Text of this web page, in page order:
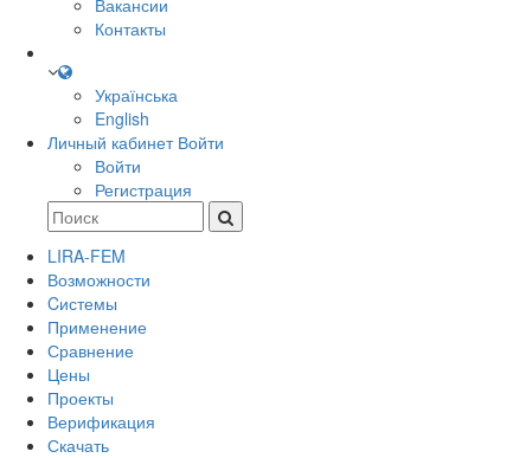
Контакты
Українська
English
Личный кабинет Войти
Войти
Регистрация
LIRA-FEM
Возможности
Cистемы
Применение
Сравнение
Цены
Проекты
Верификация
Скачать